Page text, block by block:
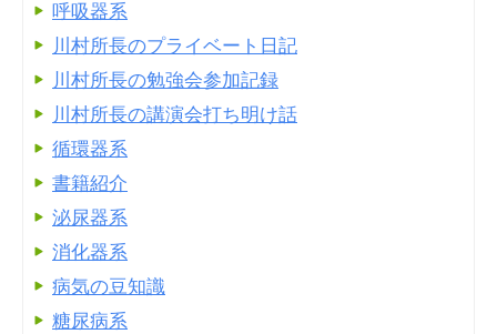
呼吸器系
川村所長のプライベート日記
川村所長の勉強会参加記録
川村所長の講演会打ち明け話
循環器系
書籍紹介
泌尿器系
消化器系
病気の豆知識
糖尿病系